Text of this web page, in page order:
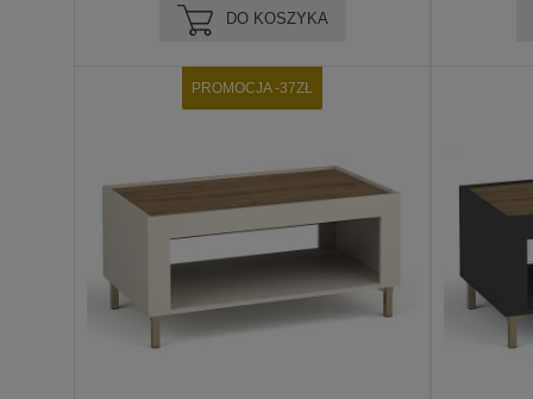
DO KOSZYKA
PROMOCJA -37ZŁ